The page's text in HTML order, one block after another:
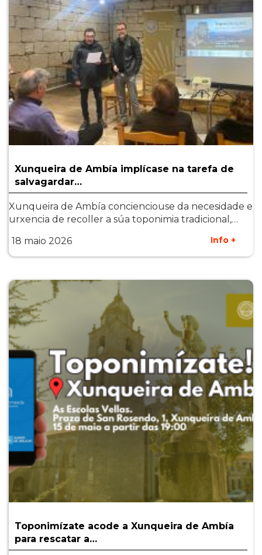
Xunqueira de Ambía implícase na tarefa de
salvagardar…
Xunqueira de Ambía concienciouse da necesidade e
urxencia de recoller a súa toponimia tradicional,…
18 maio 2026
Info +
Toponimízate acode a Xunqueira de Ambía
para rescatar a…